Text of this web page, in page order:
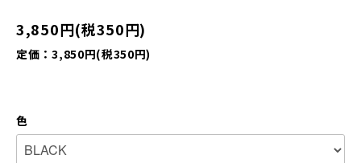
3,850円(税350円)
定価：3,850円(税350円)
色